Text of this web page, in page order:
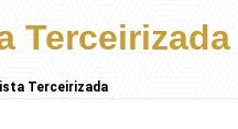
Terceirizada
Terceirizada